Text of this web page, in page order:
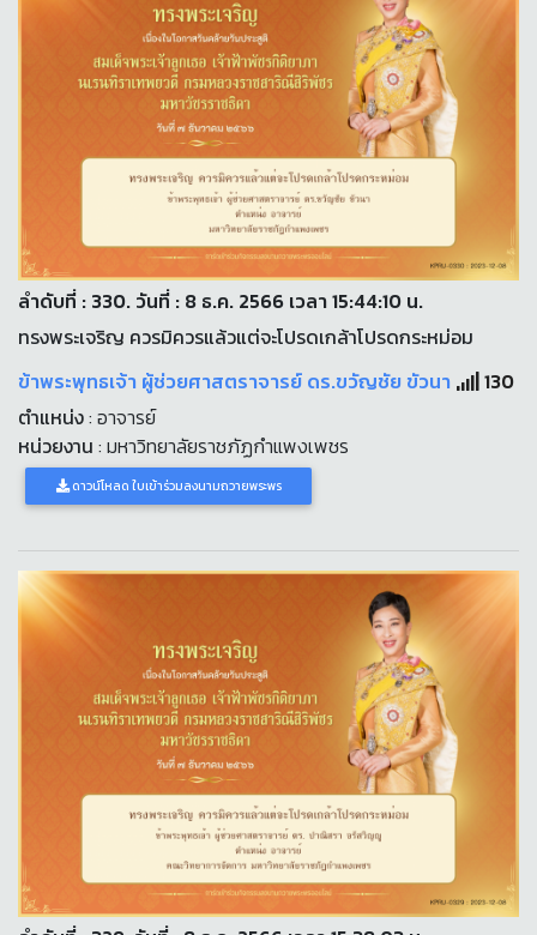
ลำดับที่ : 330. วันที่ : 8 ธ.ค. 2566 เวลา 15:44:10 น.
ทรงพระเจริญ ควรมิควรแล้วแต่จะโปรดเกล้าโปรดกระหม่อม
ข้าพระพุทธเจ้า ผู้ช่วยศาสตราจารย์ ดร.ขวัญชัย ขัวนา
130
ตำแหน่ง: อาจารย์
หน่วยงาน : มหาวิทยาลัยราชภัฏกำแพงเพชร
ดาวน์โหลด ใบเข้าร่วมลงนามถวายพระพร